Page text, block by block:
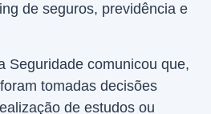
de seguros, previdência e
Seguridade comunicou que,
tomadas decisões
de estudos ou